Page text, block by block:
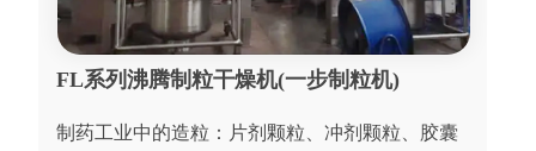
FL系列沸腾制粒干燥机(一步制粒机)
制药工业中的造粒：片剂颗粒、冲剂颗粒、胶囊